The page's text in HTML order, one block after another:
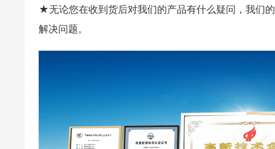
★无论您在收到货后对我们的产品有什么疑问，我们
解决问题。